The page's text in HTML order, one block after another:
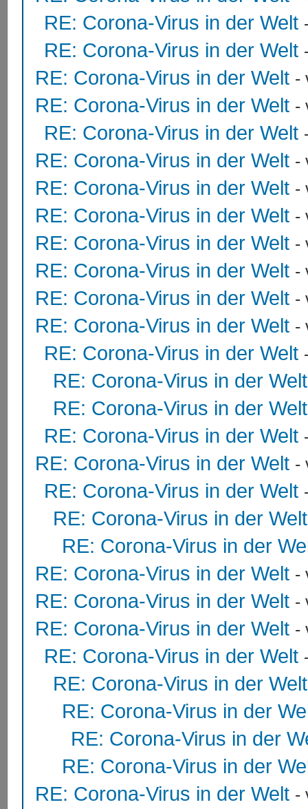
RE: Corona-Virus in der Welt
RE: Corona-Virus in der Welt
RE: Corona-Virus in der Welt -
RE: Corona-Virus in der Welt -
RE: Corona-Virus in der Welt
RE: Corona-Virus in der Welt -
RE: Corona-Virus in der Welt -
RE: Corona-Virus in der Welt -
RE: Corona-Virus in der Welt -
RE: Corona-Virus in der Welt -
RE: Corona-Virus in der Welt -
RE: Corona-Virus in der Welt -
RE: Corona-Virus in der Welt
RE: Corona-Virus in der Welt
RE: Corona-Virus in der Welt
RE: Corona-Virus in der Welt
RE: Corona-Virus in der Welt -
RE: Corona-Virus in der Welt
RE: Corona-Virus in der Welt
RE: Corona-Virus in der
RE: Corona-Virus in der Welt -
RE: Corona-Virus in der Welt -
RE: Corona-Virus in der Welt -
RE: Corona-Virus in der Welt
RE: Corona-Virus in der Welt
RE: Corona-Virus in der
RE: Corona-Virus in der
RE: Corona-Virus in der
RE: Corona-Virus in der Welt -